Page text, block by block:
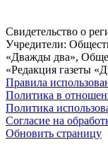
Свидетельство о
Учредители:
«Дважды два»,
«Редакция газеты
Правила
Политика в
Политика
Согласие на
Обновить страницу